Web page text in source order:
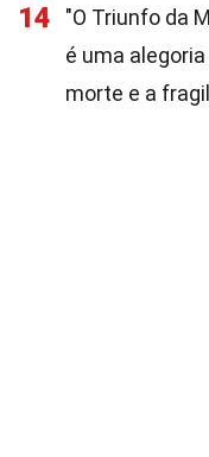
14
"O Triunfo da
é uma
morte e a